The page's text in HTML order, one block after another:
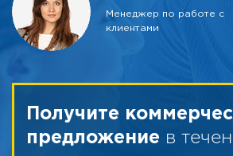
Менеджер по работе с
клиентами
Получите
предложение в